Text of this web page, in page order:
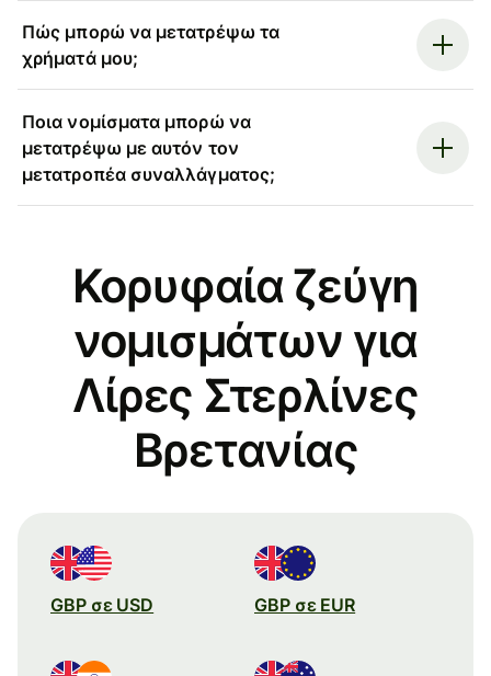
Πώς μπορώ να μετατρέψω τα
χρήματά μου;
Ποια νομίσματα μπορώ να
μετατρέψω με αυτόν τον
μετατροπέα συναλλάγματος;
Κορυφαία ζεύγη
νομισμάτων για
Λίρες Στερλίνες
Βρετανίας
GBP σε USD GBP σε EUR